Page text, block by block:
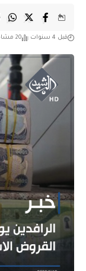
قبل 4 سنوات 20 مشاهدات